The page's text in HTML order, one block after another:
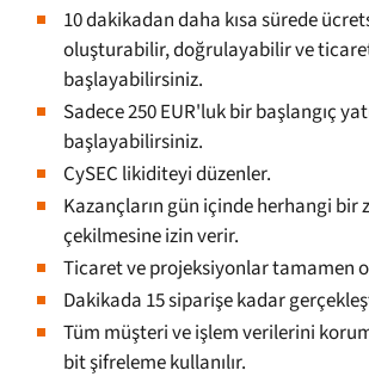
10 dakikadan daha kısa sürede
oluşturabilir, doğrulayabilir ve
başlayabilirsiniz.
Sadece 250 EUR'luk bir başlangıç
başlayabilirsiniz.
CySEC likiditeyi düzenler.
Kazançların gün içinde herhangi bir
çekilmesine izin verir.
Ticaret ve projeksiyonlar tamamen
Dakikada 15 siparişe kadar
Tüm müşteri ve işlem verilerini
bit şifreleme kullanılır.